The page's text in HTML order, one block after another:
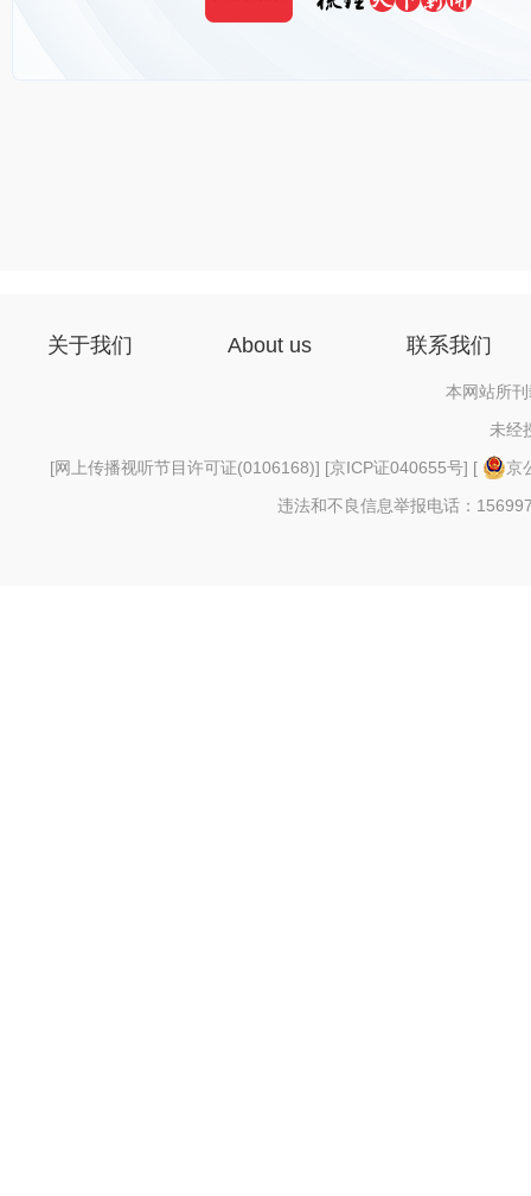
关于我们 About us 联系我们
本网站所
未经
[网上传播视听节目许可证(0106168)] [京ICP证040655号] [
京
违法和不良信息举报电话：